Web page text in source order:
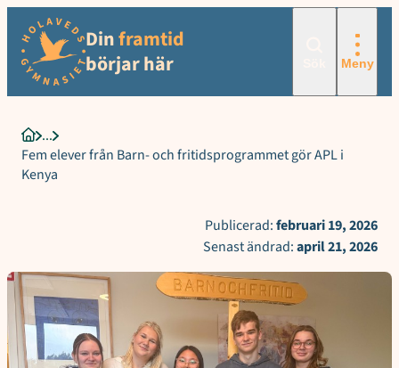
Sökord för intern sökning: Fem elever från Barn- och
innehåll
Dinframtid
börjar här
Meny
Startsida
Fem elever från Barn- och fritidsprogrammet gör APL i
Kenya
Publicerad:februari 19, 2026
Senast ändrad:april 21, 2026